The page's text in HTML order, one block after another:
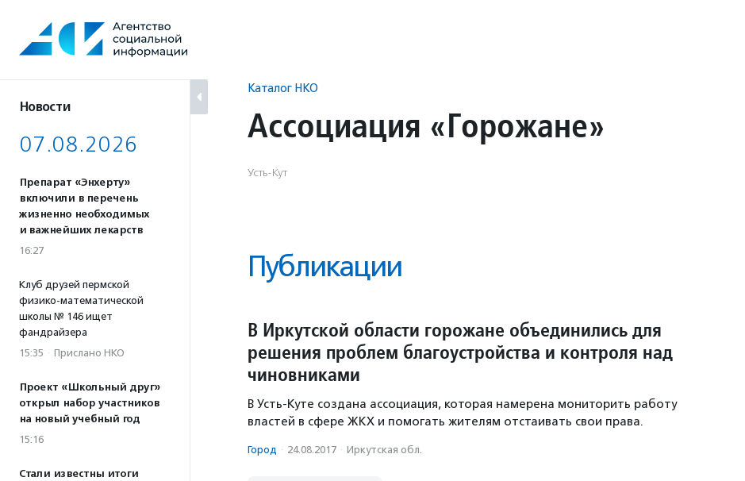
содержанию
Новости
07.08.2026
Препарат «Энхерту»
включили в перечень
жизненно необходимых
и важнейших лекарств
16:27
Клуб друзей пермской
физико-математической
школы № 146 ищет
фандрайзера
15:35 · Прислано НКО
Проект «Школьный друг»
открыл набор участников
на новый учебный год
15:16
Стали известны итоги
Каталог НКО
Ассоциация «Горожане»
Усть-Кут
Публикации
В Иркутской области горожане объединились для
решения проблем благоустройства и контроля над
чиновниками
В Усть-Куте создана ассоциация, которая намерена мониторить работу
властей в сфере ЖКХ и помогать жителям отстаивать свои права.
Город · 24.08.2017 · Иркутская обл.